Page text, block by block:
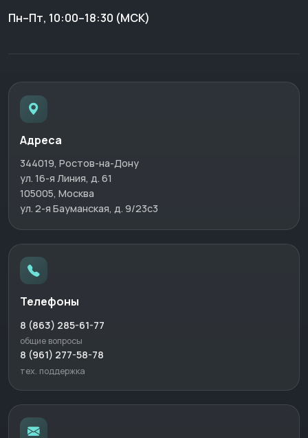
Пн–Пт, 10:00–18:30 (МСК)
Адреса
344019, Ростов-на-Дону
ул. 16-я Линия, д. 61
105005, Москва
ул. 2-я Бауманская, д. 9/23с3
Телефоны
8 (863) 285-61-77
общие вопросы
8 (961) 277-58-78
тех. поддержка